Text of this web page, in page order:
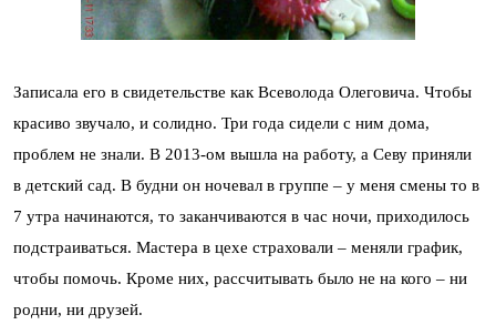
Записала его в свидетельстве как Всеволода Олеговича. Чтобы
красиво звучало, и солидно. Три года сидели с ним дома,
проблем не знали. В 2013-ом вышла на работу, а Севу приняли
в детский сад. В будни он ночевал в группе – у меня смены то в
7 утра начинаются, то заканчиваются в час ночи, приходилось
подстраиваться. Мастера в цехе страховали – меняли график,
чтобы помочь. Кроме них, рассчитывать было не на кого – ни
родни, ни друзей.